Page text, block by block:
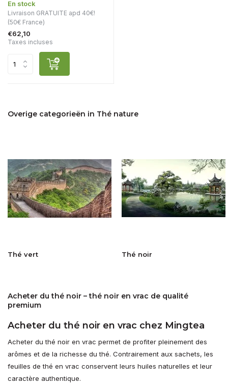
En stock
Livraison GRATUITE apd 40€!
(50€ France)
€62,10
Taxes incluses
Overige categorieën in Thé nature
Thé vert Thé noir
Acheter du thé noir – thé noir en vrac de qualité
premium
Acheter du thé noir en vrac chez Mingtea
Acheter du thé noir en vrac permet de profiter pleinement des
arômes et de la richesse du thé. Contrairement aux sachets, les
feuilles de thé en vrac conservent leurs huiles naturelles et leur
caractère authentique.